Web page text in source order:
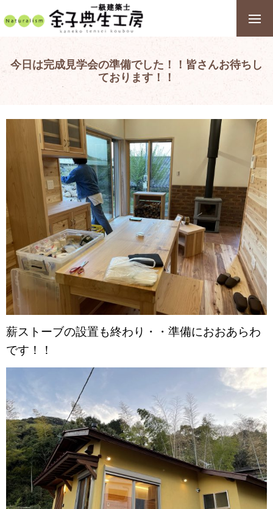
今日は完成見学会の準備でした！！皆さんお待ちし
ております！！
薪ストーブの設置も終わり・・準備におおあらわ
です！！